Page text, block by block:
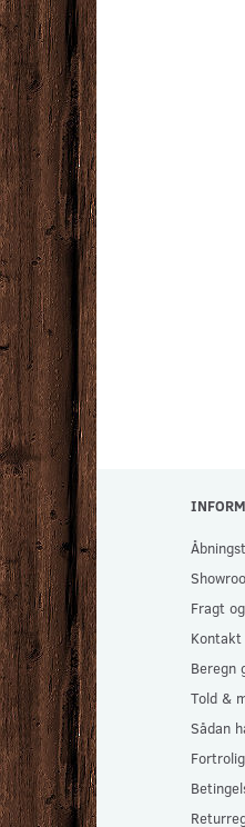
BONUS VINYLGULV -
LYS EG - KAMPAGNE
65,00 DKK
Se produktet
Fragt
Kontakt
Beregn
Told &
Sådan